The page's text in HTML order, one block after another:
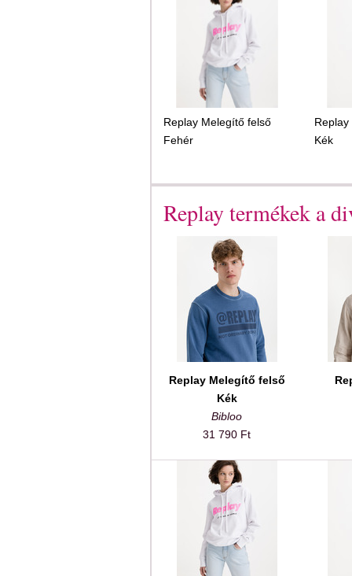
Replay Melegítő felső
Fehér
Kék
Replay termékek a
Replay Melegítő felső
Kék
Bibloo
31 790 Ft